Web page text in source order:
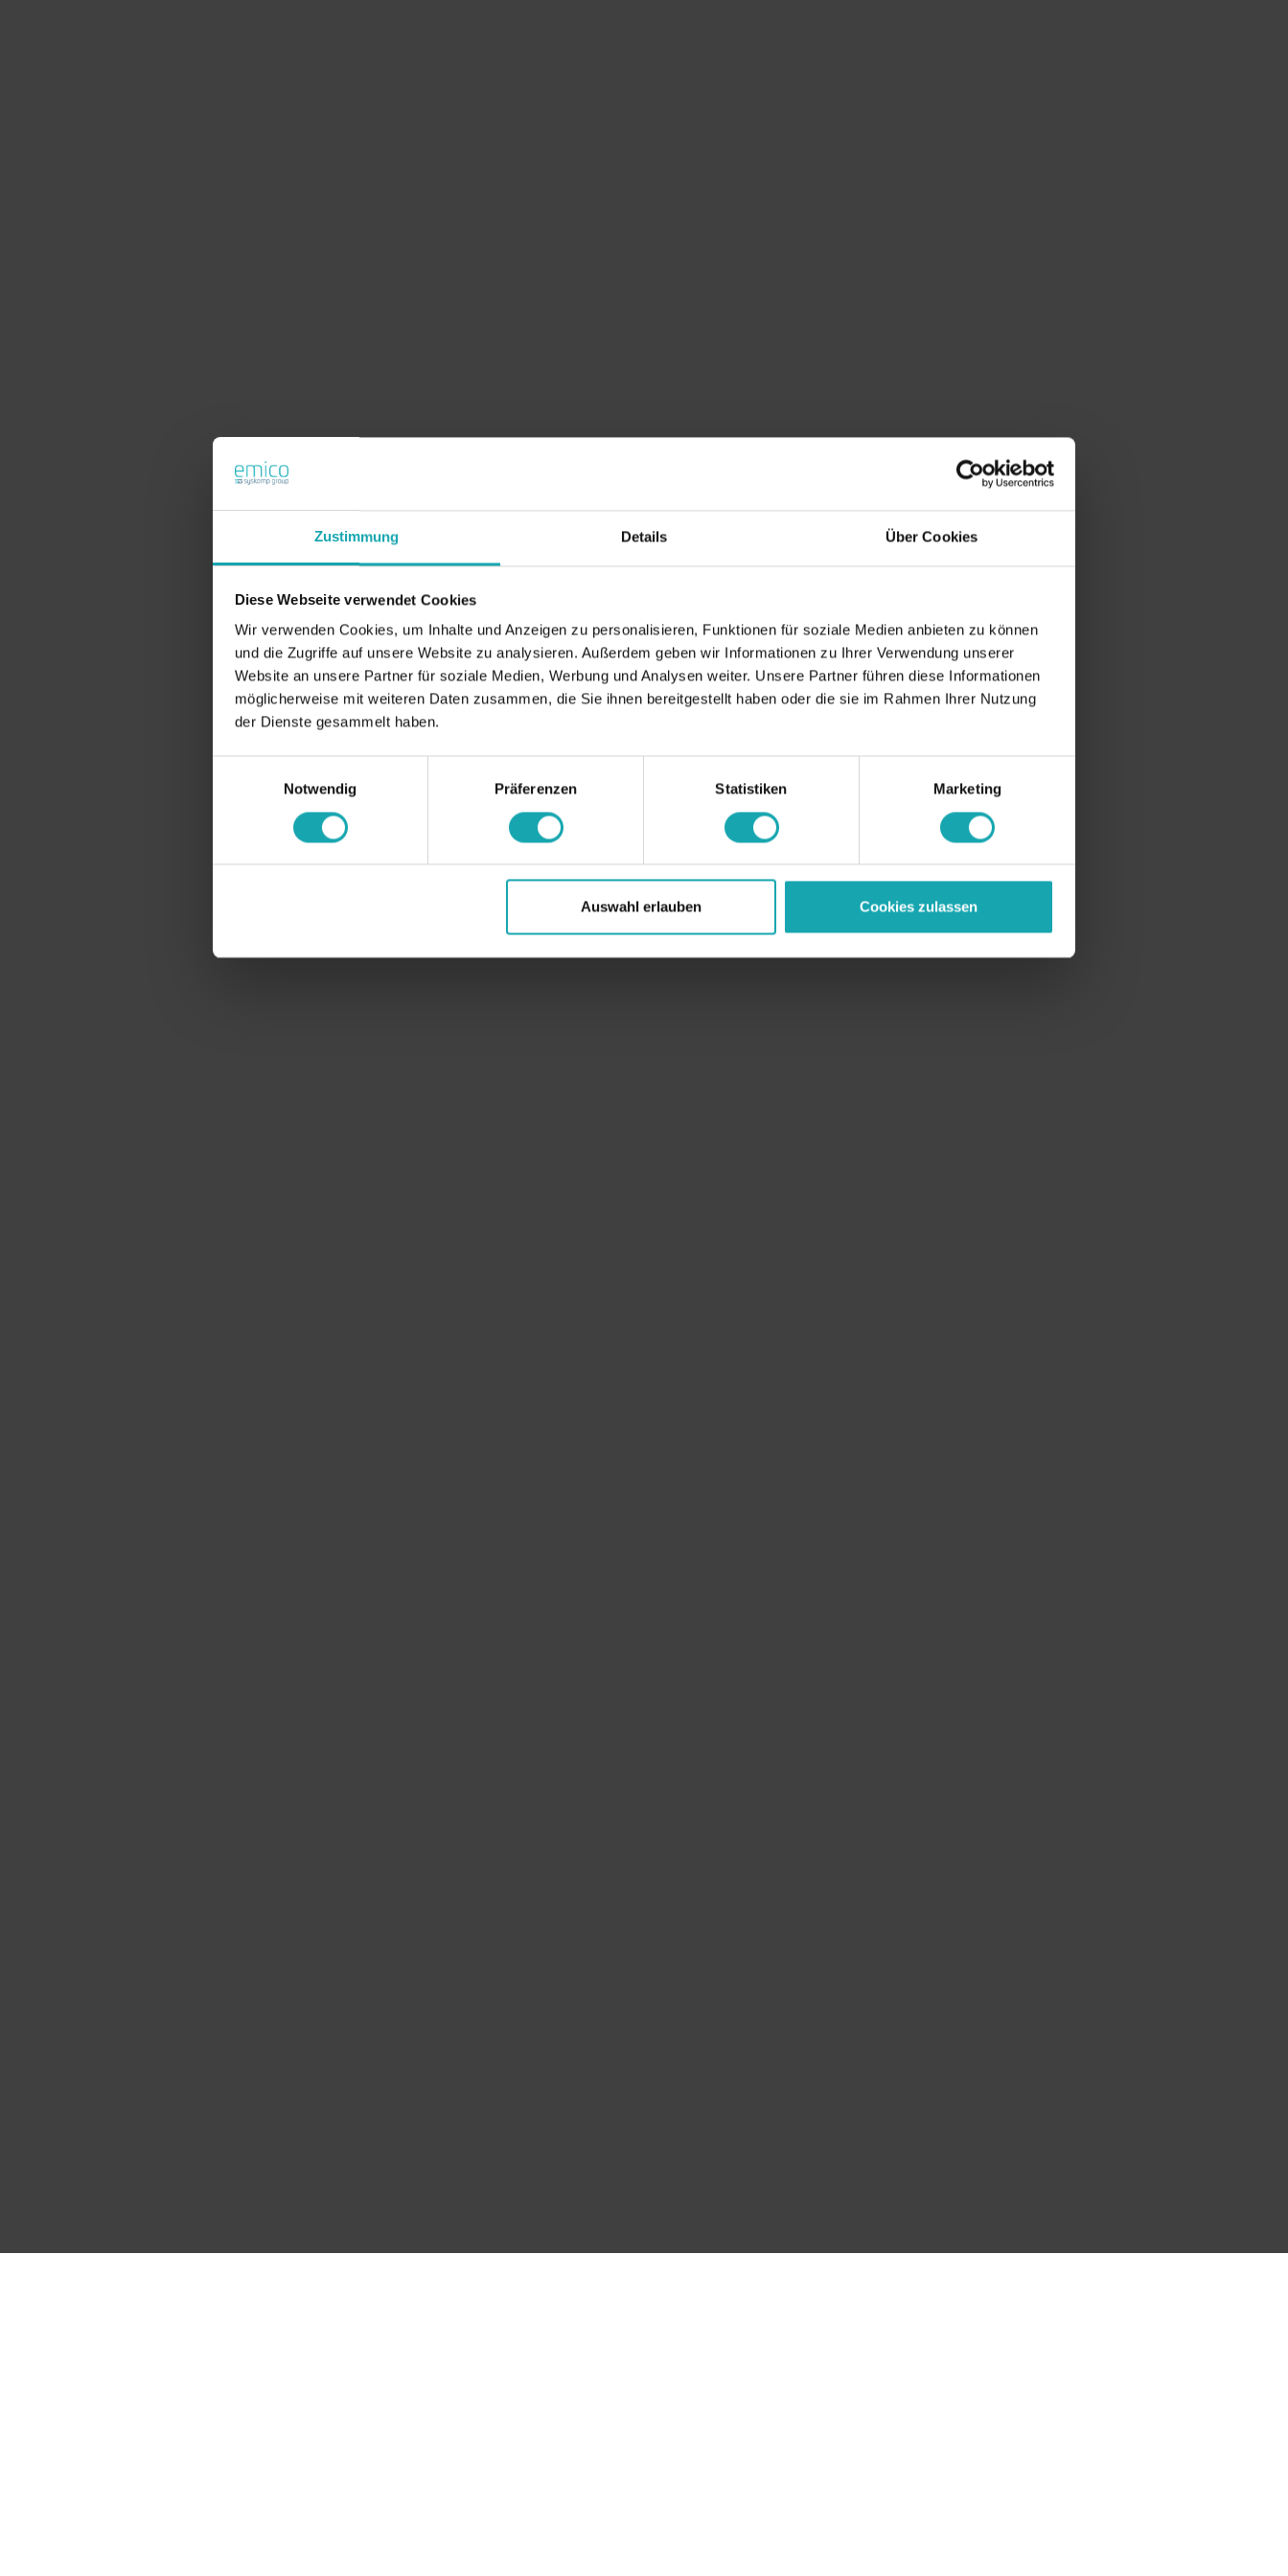
Zustimmung Details Über Cookies
Diese Webseite verwendet Cookies
Wir verwenden Cookies, um Inhalte und Anzeigen zu personalisieren, Funktionen für soziale Medien anbieten zu können
und die Zugriffe auf unsere Website zu analysieren. Außerdem geben wir Informationen zu Ihrer Verwendung unserer
Website an unsere Partner für soziale Medien, Werbung und Analysen weiter. Unsere Partner führen diese Informationen
möglicherweise mit weiteren Daten zusammen, die Sie ihnen bereitgestellt haben oder die sie im Rahmen Ihrer Nutzung
der Dienste gesammelt haben.
Notwendig
Präferenzen Statistiken Marketing
Auswahl erlauben Cookies zulassen